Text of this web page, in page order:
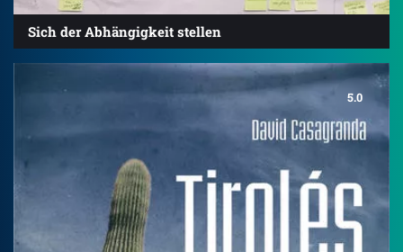
Sich der Abhängigkeit stellen
5.0